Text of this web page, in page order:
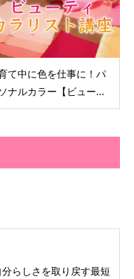
て中に色を仕事に！パ
ナルカラー【ビュー...
らしさを取り戻す最短